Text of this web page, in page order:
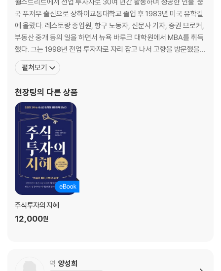
성공한 투자자의 공통점
4장. 언제 사고 언제 팔까?
언제 살까?
좋은 방법을 정한 후 끈기 있게 지속하라
5장. 월스트리트의 교훈
월스트리트의 교훈
투자 대가의 비법
추세를 따르라
6장. 어떻게 마음을 다스릴 것인가?
주식투자 성공을 방해하는 심리 요인
심리 훈련
7장. 큰 기회를 잡아라
주식 광풍 이야기
8장. 진정한 성공은 소문나지 않는다
국 푸저우 출신으로 상하이교통대학교 졸업 후 1983년 미국 유학길
에 올랐다. 레스토랑 종업원, 항구 노동자, 신문사 기자, 증권 브로커,
부동산 중개 등의 일을 하면서 뉴욕 바루크 대학원에서 MBA를 취득
했다. 그는 1998년 전업 투자자로 자리 잡고 나서 고향을 방문했을
때 중국의 뜨거운 주식투자 열기를 목격했다. 그러나 대다수가 마구
잡이로 투자하는 것을 안타깝게 여겨, 월스트리트에서의 경험과 교
후 지금까지 여러 차례 개정을 거치며 중국과
펼쳐보기
천장팅의 다른 상품
주식투자의 지혜
12,000원
역 양성희